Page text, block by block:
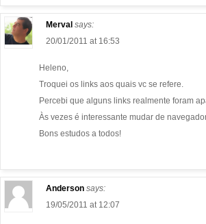
Merval says:
20/01/2011 at 16:53
Heleno,
Troquei os links aos quais vc se refere.
Percebi que alguns links realmente foram
Às vezes é interessante mudar de
Bons estudos a todos!
Anderson says:
19/05/2011 at 12:07